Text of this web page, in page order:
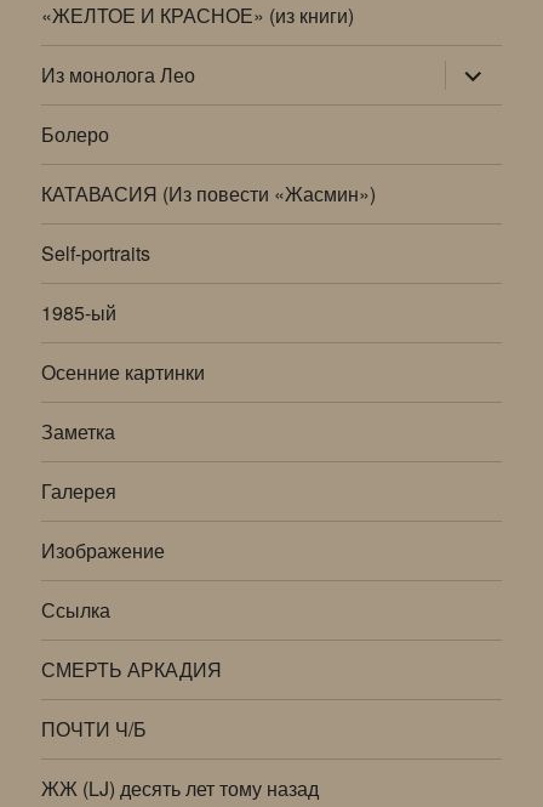
«ЖЕЛТОЕ И КРАСНОЕ» (из книги)
Из монолога Лео раскрыть
дочернее
меню
Болеро
КАТАВАСИЯ (Из повести «Жасмин»)
Self-portraits
1985-ый
Осенние картинки
Заметка
Галерея
Изображение
Ссылка
СМЕРТЬ АРКАДИЯ
ПОЧТИ Ч/Б
ЖЖ (LJ) десять лет тому назад